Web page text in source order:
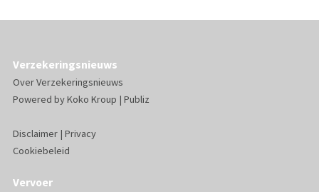
Verzekeringsnieuws
Over Verzekeringsnieuws
Powered byKoko Kroup | Publiz
Disclaimer| Privacy
Cookiebeleid
Vervoer